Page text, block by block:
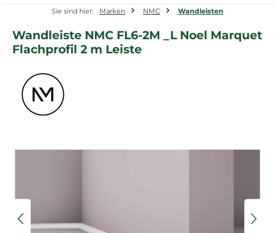
Sie sind hier: Marken NMC Wandleisten
Wandleiste NMC FL6-2M _L Noel Marquet
Flachprofil 2 m Leiste